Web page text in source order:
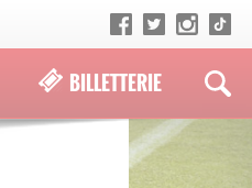
BILLETTERIE